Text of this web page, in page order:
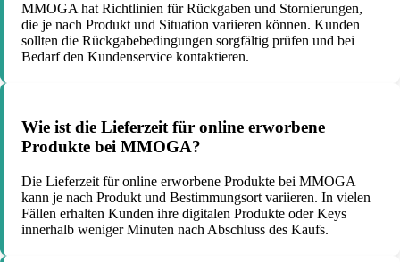
MMOGA hat Richtlinien für Rückgaben und Stornierungen,
die je nach Produkt und Situation variieren können. Kunden
sollten die Rückgabebedingungen sorgfältig prüfen und bei
Bedarf den Kundenservice kontaktieren.
Wie ist die Lieferzeit für online erworbene
Produkte bei MMOGA?
Die Lieferzeit für online erworbene Produkte bei MMOGA
kann je nach Produkt und Bestimmungsort variieren. In vielen
Fällen erhalten Kunden ihre digitalen Produkte oder Keys
innerhalb weniger Minuten nach Abschluss des Kaufs.